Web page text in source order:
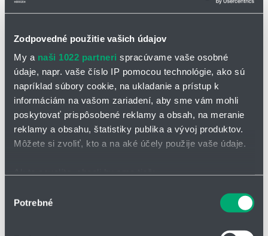
Zodpovedné použitie vašich údajov
My a naši 1022 partneri spracúvame vaše osobné
údaje, napr. vaše číslo IP pomocou technológie, ako sú
napríklad súbory cookie, na ukladanie a prístup k
informáciám na vašom zariadení, aby sme vám mohli
poskytovať prispôsobené reklamy a obsah, na meranie
reklamy a obsahu, štatistiky publika a vývoj produktov.
Môžete si zvoliť, kto a na aké účely použije vaše údaje.
polohe s presnosťou na niekoľko metrov
súhlasu
Potrebné
Manžety Moleritsú vyrábané podľa špecifických foriem a získavajú
ječierna, no na požiadaniemôžu byť vyrobené aj v iných farbách
zapínacím zipsom.
Rôzne tvary a prispôsobenie podľa potreby
Manžety sa vyrábajú v dvoch základných tvaroch –
cylindrickom a
kónickom
. Pri menších objednávkach sa ponúka výber zo
štandardných rozmerov, no pri veľkoobjemových objednávkach je
možné vytvoriť novú formu presne na mieru Vašim požiadavkám.
Široké možnosti použitia
lineárnych
pojazdov, piestov,
a ďalších pohyblivých častí
kvapalinou, olejom, drevenými hoblinami a inými nečistotami, ktoré